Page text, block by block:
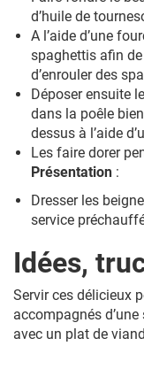
d’huile de
A l’aide d’une
spaghettis afin
d’enrouler des
Déposer ensuite
dans la poêle
dessus à l’aide
Les faire dorer
Présentation :
Dresser les
service
Idées,
Servir ces délicieux
accompagnés
avec un plat de